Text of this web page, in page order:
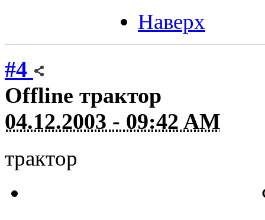
Наверх
#4
Offline трактор
04.12.2003 - 09:42 AM
трактор